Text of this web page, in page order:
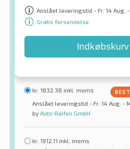
Anslået leveringstid - Fr. 14 Aug. -
Gratis forsendelse
Indkøbskurv
kr. 1832.38 inkl. moms
Anslået leveringstid - Fr. 14 Aug. -
by Auto-Raifen GmbH
kr. 1912.11 inkl. moms